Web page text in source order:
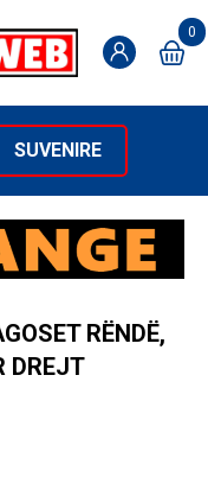
0
SUVENIRE
RËNDË,
DREJT